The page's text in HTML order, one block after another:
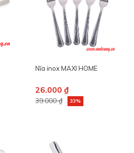
Nĩa inox MAXI HOME
26.000 ₫
39.000 ₫ 33%